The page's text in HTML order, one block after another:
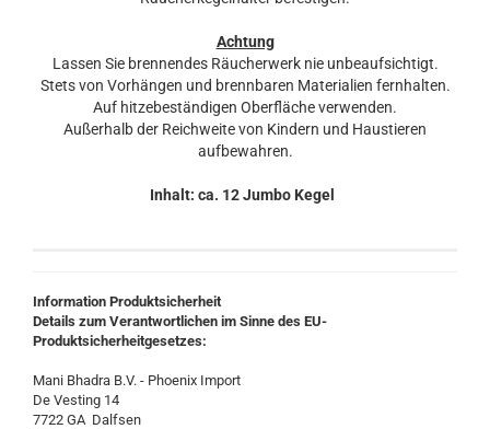
Achtung
Lassen Sie brennendes Räucherwerk nie unbeaufsichtigt.
Stets von Vorhängen und brennbaren Materialien fernhalten.
Auf hitzebeständigen Oberfläche verwenden.
Außerhalb der Reichweite von Kindern und Haustieren
aufbewahren.
Inhalt: ca. 12 Jumbo Kegel
Information Produktsicherheit
Details zum Verantwortlichen im Sinne des EU-
Produktsicherheitgesetzes:
Mani Bhadra B.V. - Phoenix Import
De Vesting 14
7722 GA Dalfsen